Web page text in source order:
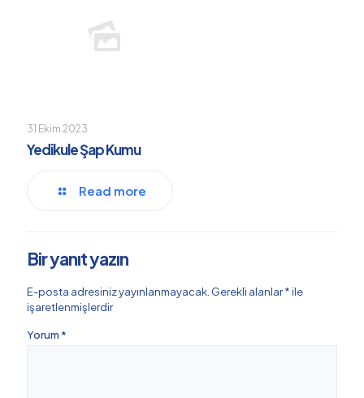
31 Ekim 2023
Yedikule Şap Kumu
Read more
Bir yanıt yazın
E-posta adresiniz yayınlanmayacak. Gerekli alanlar*ile
işaretlenmişlerdir
Yorum *